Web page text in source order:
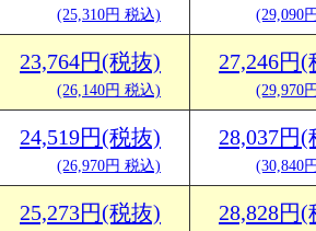
(25,310円 税込) (29,090
23,764円(税抜)
(26,140円 税込)
27,246円(
(29,970
24,519円(税抜)
(26,970円 税込)
28,037円(
(30,840
25,273円(税抜) 28,828円(